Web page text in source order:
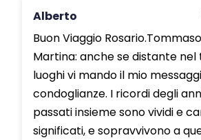
Alberto
Buon Viaggio
Martina: anche se distante
luoghi vi mando il mio
condoglianze. I ricordi degli
passati insieme sono vividi e
significati, e sopravvivono a